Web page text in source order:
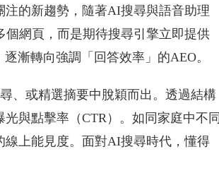
注的新趨勢，隨著AI搜尋與語音助理
網頁，而是期待搜尋引擎立即提供
漸轉向強調「回答效率」的AEO。
、或精選摘要中脫穎而出。透過結構
與點擊率（CTR）。如同家庭中不同
線上能見度。面對AI搜尋時代，懂得